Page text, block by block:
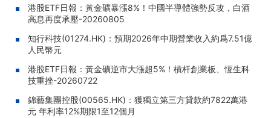
港股ETF日報：黃金礦暴漲8%！中國半導體強勢反攻，白酒
高息再度承壓-20260805
知行科技(01274.HK)：預期2026年中期營業收入約爲7.51億
人民幣元
港股ETF日報：黃金礦逆市大漲超5%！槓杆創業板、恆生科
技重挫-20260722
錦藝集團控股(00565.HK)：獲獨立第三方貸款約7822萬港
元 年利率12%期限1至12個月